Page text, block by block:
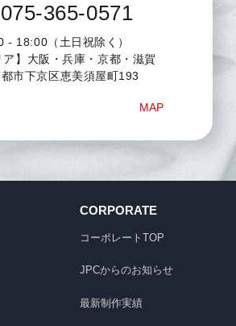
075-365-0571
- 18:00（土日祝除く）
ア】大阪・兵庫・京都・滋賀
市下京区恵美須屋町193
MAP
CORPORATE
コーポレートTOP
JPCからのお知らせ
最新制作実績